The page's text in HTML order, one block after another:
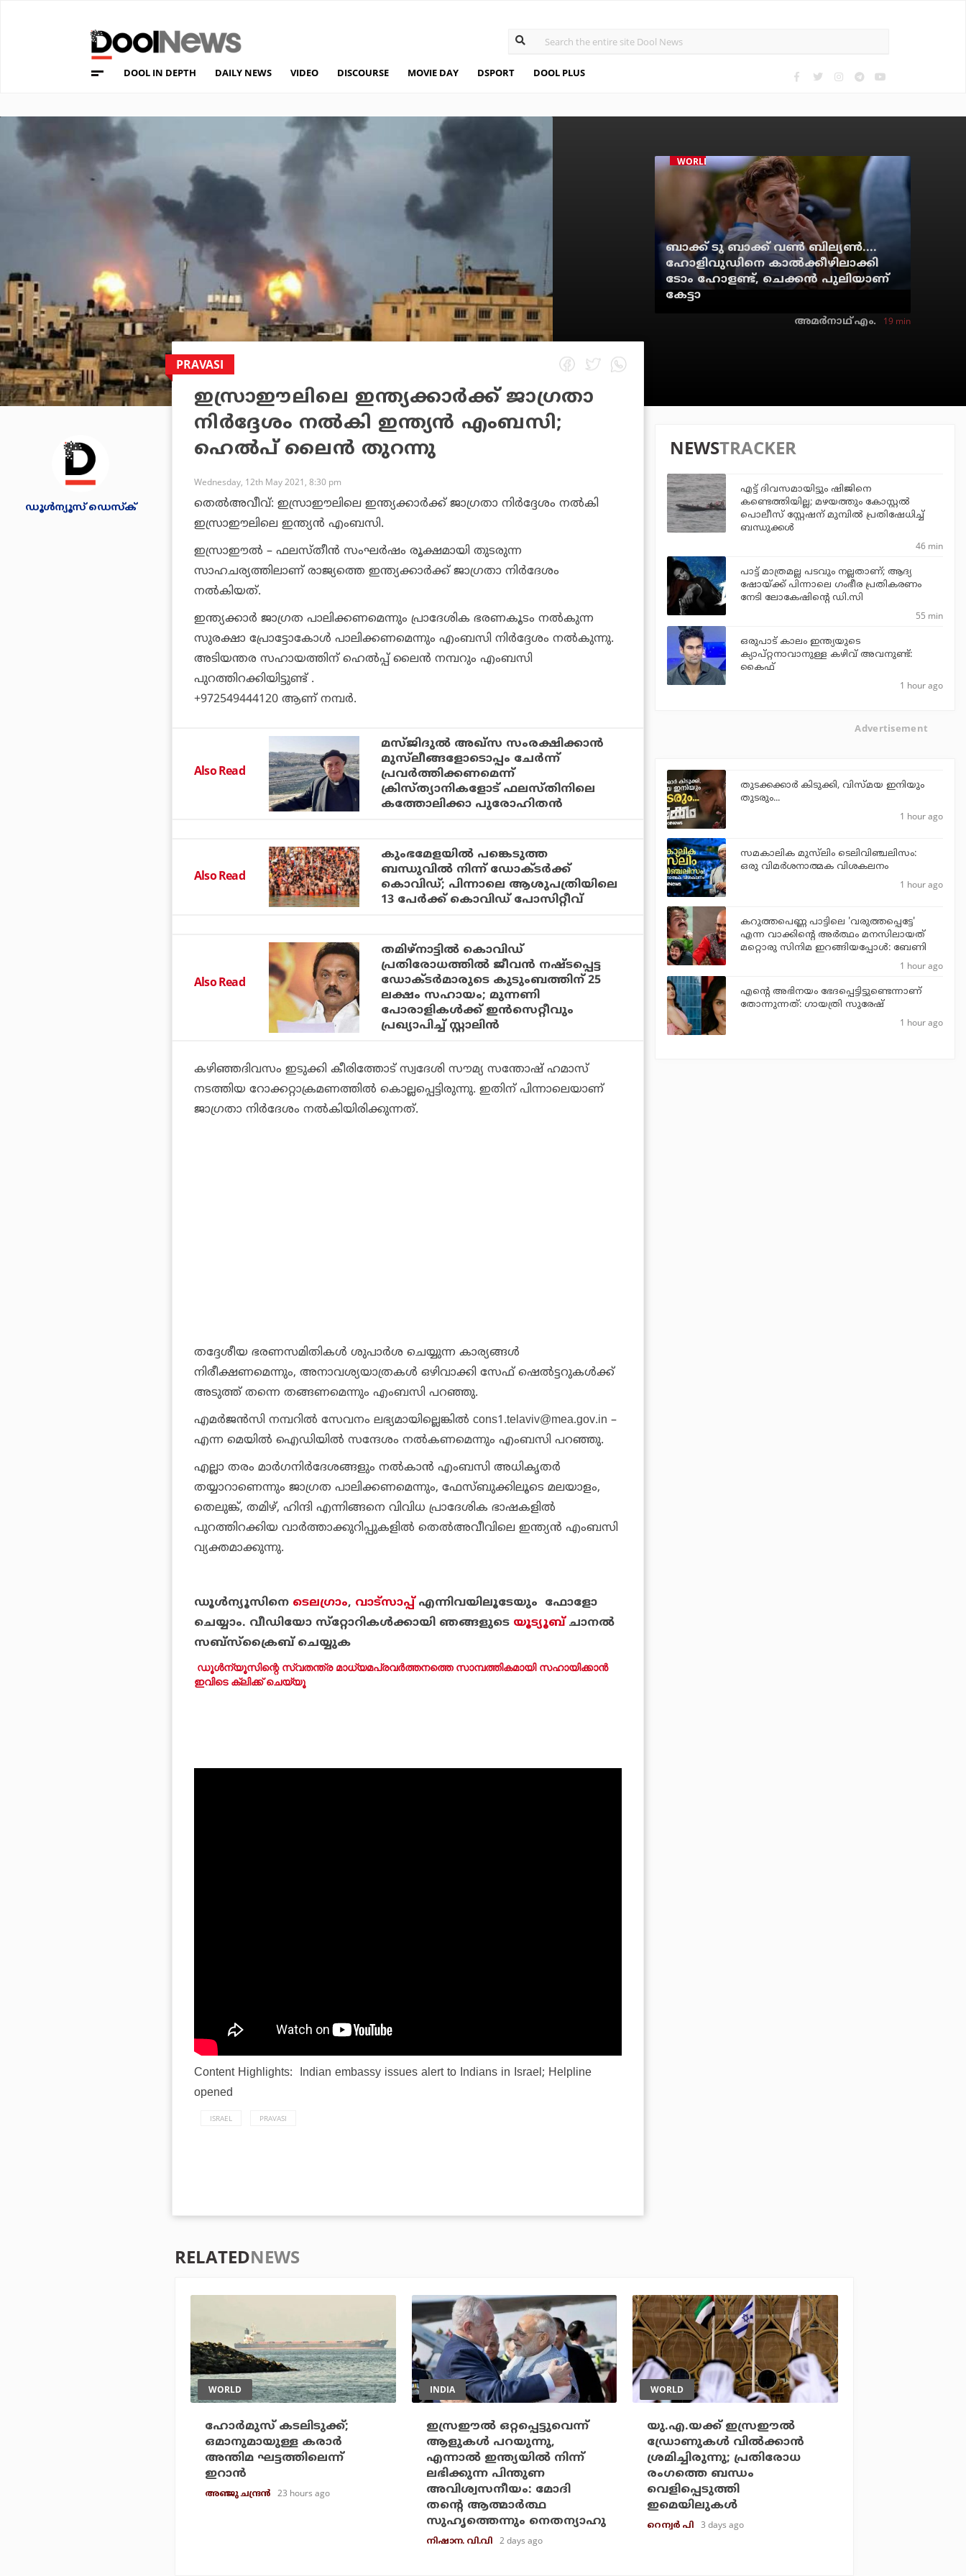
DOOL IN DEPTH DAILY NEWS VIDEO DISCOURSE MOVIE DAY DSPORT DOOL PLUS
WORLD CINEMA
ബാക്ക് ടു ബാക്ക് വണ്‍ ബില്യണ്‍....
ഹോളിവുഡിനെ കാല്‍ക്കീഴിലാക്കി
ടോം ഹോളണ്ട്, ചെക്കന്‍ പുലിയാണ്
കേട്ടാ
അമര്‍നാഥ് എം. 19 min
ഡൂള്‍ന്യൂസ് ഡെസ്‌ക്
PRAVASI
ഇസ്രാഈലിലെ ഇന്ത്യക്കാര്‍ക്ക് ജാഗ്രതാ
നിര്‍ദ്ദേശം നല്‍കി ഇന്ത്യന്‍ എംബസി;
ഹെല്‍പ് ലൈന്‍ തുറന്നു
Wednesday, 12th May 2021, 8:30 pm
തെല്‍അവീവ്: ഇസ്രാഈലിലെ ഇന്ത്യക്കാര്‍ക്ക് ജാഗ്രതാ നിര്‍ദ്ദേശം നല്‍കി
ഇസ്രാഈലിലെ ഇന്ത്യന്‍ എംബസി.
ഇസ്രാഈല്‍ – ഫലസ്തീന്‍ സംഘര്‍ഷം രൂക്ഷമായി തുടരുന്ന
സാഹചര്യത്തിലാണ് രാജ്യത്തെ ഇന്ത്യക്കാര്‍ക്ക് ജാഗ്രതാ നിര്‍ദേശം
നല്‍കിയത്.
ഇന്ത്യക്കാര്‍ ജാഗ്രത പാലിക്കണമെന്നും പ്രാദേശിക ഭരണകൂടം നല്‍കുന്ന
സുരക്ഷാ പ്രോട്ടോകോള്‍ പാലിക്കണമെന്നും എംബസി നിര്‍ദ്ദേശം നല്‍കുന്നു.
അടിയന്തര സഹായത്തിന് ഹെല്‍പ്പ് ലൈന്‍ നമ്പറും എംബസി
പുറത്തിറക്കിയിട്ടുണ്ട് .
+972549444120 ആണ് നമ്പര്‍.
Also Read
മസ്ജിദുല്‍ അഖ്‌സ സംരക്ഷിക്കാന്‍
മുസ്‌ലീങ്ങളോടൊപ്പം ചേര്‍ന്ന്
പ്രവര്‍ത്തിക്കണമെന്ന്
ക്രിസ്ത്യാനികളോട് ഫലസ്തിനിലെ
കത്തോലിക്കാ പുരോഹിതന്‍
Also Read
കുംഭമേളയില്‍ പങ്കെടുത്ത
ബന്ധുവില്‍ നിന്ന് ഡോക്ടര്‍ക്ക്
കൊവിഡ്; പിന്നാലെ ആശുപത്രിയിലെ
13 പേര്‍ക്ക് കൊവിഡ് പോസിറ്റീവ്
Also Read
തമിഴ്‌നാട്ടില്‍ കൊവിഡ്
പ്രതിരോധത്തില്‍ ജീവന്‍ നഷ്ടപ്പെട്ട
ഡോക്ടര്‍മാരുടെ കുടുംബത്തിന് 25
ലക്ഷം സഹായം; മുന്നണി
പോരാളികള്‍ക്ക് ഇന്‍സെറ്റീവും
പ്രഖ്യാപിച്ച് സ്റ്റാലിന്‍
കഴിഞ്ഞദിവസം ഇടുക്കി കീരിത്തോട് സ്വദേശി സൗമ്യ സന്തോഷ് ഹമാസ്
നടത്തിയ റോക്കറ്റാക്രമണത്തില്‍ കൊല്ലപ്പെട്ടിരുന്നു. ഇതിന് പിന്നാലെയാണ്
ജാഗ്രതാ നിര്‍ദേശം നല്‍കിയിരിക്കുന്നത്.
തദ്ദേശീയ ഭരണസമിതികള്‍ ശുപാര്‍ശ ചെയ്യുന്ന കാര്യങ്ങള്‍
നിരീക്ഷണമെന്നും, അനാവശ്യയാത്രകള്‍ ഒഴിവാക്കി സേഫ് ഷെല്‍ട്ടറുകള്‍ക്ക്
അടുത്ത് തന്നെ തങ്ങണമെന്നും എംബസി പറഞ്ഞു.
എമര്‍ജന്‍സി നമ്പറില്‍ സേവനം ലഭ്യമായില്ലെങ്കില്‍ cons1.telaviv@mea.gov.in –
എന്ന മെയില്‍ ഐഡിയില്‍ സന്ദേശം നല്‍കണമെന്നും എംബസി പറഞ്ഞു.
എല്ലാ തരം മാര്‍ഗനിര്‍ദേശങ്ങളും നല്‍കാന്‍ എംബസി അധികൃതര്‍
തയ്യാറാണെന്നും ജാഗ്രത പാലിക്കണമെന്നും, ഫേസ്ബുക്കിലൂടെ മലയാളം,
തെലുങ്ക്, തമിഴ്, ഹിന്ദി എന്നിങ്ങനെ വിവിധ പ്രാദേശിക ഭാഷകളില്‍
പുറത്തിറക്കിയ വാര്‍ത്താക്കുറിപ്പുകളില്‍ തെല്‍അവീവിലെ ഇന്ത്യന്‍ എംബസി
വ്യക്തമാക്കുന്നു.
ഡൂള്‍ന്യൂസിനെ ടെലഗ്രാം, വാട്‌സാപ്പ്എന്നിവയിലൂടേയും ഫോളോ
ചെയ്യാം. വീഡിയോ സ്‌റ്റോറികള്‍ക്കായി ഞങ്ങളുടെ യൂട്യൂബ്ചാനല്‍
സബ്‌സ്‌ക്രൈബ് ചെയ്യുക
ഡൂള്‍ന്യൂസിന്റെ സ്വതന്ത്ര മാധ്യമപ്രവര്‍ത്തനത്തെ സാമ്പത്തികമായി സഹായിക്കാന്‍
ഇവിടെ ക്ലിക്ക് ചെയ്യൂ
Content Highlights: Indian embassy issues alert to Indians in Israel; Helpline
opened
ISRAEL PRAVASI
NEWSTRACKER
എട്ട് ദിവസമായിട്ടും ഷിജിനെ
കണ്ടെത്തിയില്ല; മഴയത്തും കോസ്റ്റല്‍
പൊലീസ് സ്റ്റേഷന് മുമ്പില്‍ പ്രതിഷേധിച്ച്
ബന്ധുക്കള്‍
46 min
പാട്ട് മാത്രമല്ല പടവും നല്ലതാണ്; ആദ്യ
ഷോയ്ക്ക് പിന്നാലെ ഗംഭീര പ്രതികരണം
നേടി ലോകേഷിന്റെ ഡി.സി
55 min
ഒരുപാട് കാലം ഇന്ത്യയുടെ
ക്യാപ്റ്റനാവാനുള്ള കഴിവ് അവനുണ്ട്:
കൈഫ്
1 hour ago
Advertisement
തുടക്കക്കാര്‍ കിടുക്കി, വിസ്മയ ഇനിയും
തുടരും...
1 hour ago
സമകാലിക മുസ്‌ലിം ടെലിവിഞ്ചലിസം:
ഒരു വിമര്‍ശനാത്മക വിശകലനം
1 hour ago
കറുത്തപെണ്ണ പാട്ടിലെ 'വരുത്തപ്പെട്ടേ'
എന്ന വാക്കിന്റെ അർത്ഥം മനസിലായത്
മറ്റൊരു സിനിമ ഇറങ്ങിയപ്പോൾ: ബേണി
1 hour ago
എന്റെ അഭിനയം ഭേദപ്പെട്ടിട്ടുണ്ടെന്നാണ്
തോന്നുന്നത്: ഗായത്രി സുരേഷ്
1 hour ago
RELATEDNEWS
WORLD
ഹോര്‍മുസ് കടലിടുക്ക്;
ഒമാനുമായുള്ള കരാര്‍
അന്തിമ ഘട്ടത്തിലെന്ന്
ഇറാന്‍
അഞ്ജു ചന്ദ്രന്‍ 23 hours ago
INDIA
ഇസ്രഈല്‍ ഒറ്റപ്പെട്ടുവെന്ന്
ആളുകള്‍ പറയുന്നു,
എന്നാല്‍ ഇന്ത്യയില്‍ നിന്ന്
ലഭിക്കുന്ന പിന്തുണ
അവിശ്വസനീയം: മോദി
തന്റെ ആത്മാര്‍ത്ഥ
സുഹൃത്തെന്നും നെതന്യാഹു
നിഷാന. വി.വി 2 days ago
WORLD
യു.എ.യക്ക് ഇസ്രഈല്‍
ഡ്രോണുകള്‍ വില്‍ക്കാന്‍
ശ്രമിച്ചിരുന്നു; പ്രതിരോധ
രംഗത്തെ ബന്ധം
വെളിപ്പെടുത്തി
ഇമെയിലുകള്‍
റെന്വര്‍ പി 3 days ago